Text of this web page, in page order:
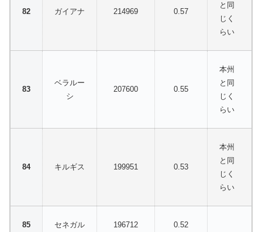
ガイアナ 214969 0.57
と同
じく
らい
ベラルー
シ
207600 0.55
本州
と同
じく
らい
キルギス 199951 0.53
本州
と同
じく
らい
セネガル 196712 0.52